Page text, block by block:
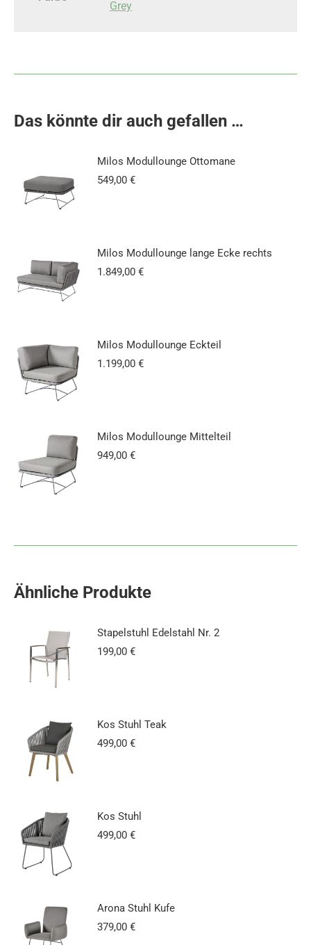
Grey
Das könnte dir auch gefallen …
Milos Modullounge Ottomane
549,00 €
Milos Modullounge lange Ecke rechts
1.849,00 €
Milos Modullounge Eckteil
1.199,00 €
Milos Modullounge Mittelteil
949,00 €
Ähnliche Produkte
Stapelstuhl Edelstahl Nr. 2
199,00 €
Kos Stuhl Teak
499,00 €
Kos Stuhl
499,00 €
Arona Stuhl Kufe
379,00 €